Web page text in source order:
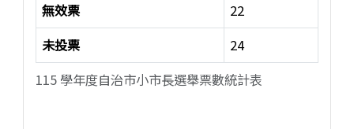
115 學年度自治市小市長選舉票數統計表
無效票
22
未投票
24